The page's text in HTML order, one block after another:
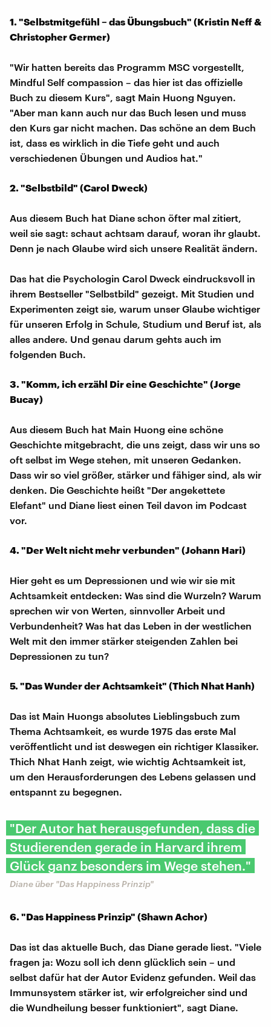
1. "Selbstmitgefühl – das Übungsbuch" (Kristin Neff &
Christopher Germer)
"Wir hatten bereits das Programm MSC vorgestellt,
Mindful Self compassion – das hier ist das offizielle
Buch zu diesem Kurs", sagt Main Huong Nguyen.
"Aber man kann auch nur das Buch lesen und muss
den Kurs gar nicht machen. Das schöne an dem Buch
ist, dass es wirklich in die Tiefe geht und auch
verschiedenen Übungen und Audios hat."
2. "Selbstbild" (Carol Dweck)
Aus diesem Buch hat Diane schon öfter mal zitiert,
weil sie sagt: schaut achtsam darauf, woran ihr glaubt.
Denn je nach Glaube wird sich unsere Realität ändern.
Das hat die Psychologin Carol Dweck eindrucksvoll in
ihrem Bestseller "Selbstbild" gezeigt. Mit Studien und
Experimenten zeigt sie, warum unser Glaube wichtiger
für unseren Erfolg in Schule, Studium und Beruf ist, als
alles andere. Und genau darum gehts auch im
folgenden Buch.
3. "Komm, ich erzähl Dir eine Geschichte" (Jorge
Bucay)
Aus diesem Buch hat Main Huong eine schöne
Geschichte mitgebracht, die uns zeigt, dass wir uns so
oft selbst im Wege stehen, mit unseren Gedanken.
Dass wir so viel größer, stärker und fähiger sind, als wir
denken. Die Geschichte heißt "Der angekettete
Elefant" und Diane liest einen Teil davon im Podcast
vor.
4. "Der Welt nicht mehr verbunden" (Johann Hari)
Hier geht es um Depressionen und wie wir sie mit
Achtsamkeit entdecken: Was sind die Wurzeln? Warum
sprechen wir von Werten, sinnvoller Arbeit und
Verbundenheit? Was hat das Leben in der westlichen
Welt mit den immer stärker steigenden Zahlen bei
Depressionen zu tun?
5. "Das Wunder der Achtsamkeit" (Thich Nhat Hanh)
Das ist Main Huongs absolutes Lieblingsbuch zum
Thema Achtsamkeit, es wurde 1975 das erste Mal
veröffentlicht und ist deswegen ein richtiger Klassiker.
Thich Nhat Hanh zeigt, wie wichtig Achtsamkeit ist,
um den Herausforderungen des Lebens gelassen und
entspannt zu begegnen.
"Der Autor hat herausgefunden, dass die
Studierenden gerade in Harvard ihrem
Glück ganz besonders im Wege stehen."
Diane über "Das Happiness Prinzip"
6. "Das Happiness Prinzip" (Shawn Achor)
Das ist das aktuelle Buch, das Diane gerade liest. "Viele
fragen ja: Wozu soll ich denn glücklich sein – und
selbst dafür hat der Autor Evidenz gefunden. Weil das
Immunsystem stärker ist, wir erfolgreicher sind und
die Wundheilung besser funktioniert", sagt Diane.